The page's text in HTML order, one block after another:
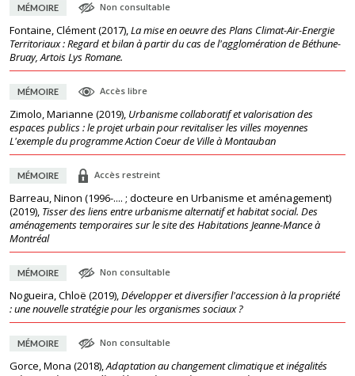
MÉMOIRE Non consultable
Fontaine, Clément(2017),La mise en oeuvre des Plans Climat-Air-Energie
Territoriaux : Regard et bilan à partir du cas de l'agglomération de Béthune-
Bruay, Artois Lys Romane.
MÉMOIRE Accès libre
Zimolo, Marianne (2019), Urbanisme collaboratif et valorisation des
espaces publics : le projet urbain pour revitaliser les villes moyennes
L'exemple du programme Action Coeur de Ville à Montauban
MÉMOIRE Accès restreint
Barreau, Ninon (1996-.... ; docteure en Urbanisme et aménagement)
(2019), Tisser des liens entre urbanisme alternatif et habitat social. Des
aménagements temporaires sur le site des Habitations Jeanne-Mance à
Montréal
MÉMOIRE Non consultable
Nogueira, Chloë (2019),Développer et diversifier l'accession à la propriété
: une nouvelle stratégie pour les organismes sociaux ?
MÉMOIRE Non consultable
Gorce, Mona (2018),Adaptation au changement climatique et inégalités